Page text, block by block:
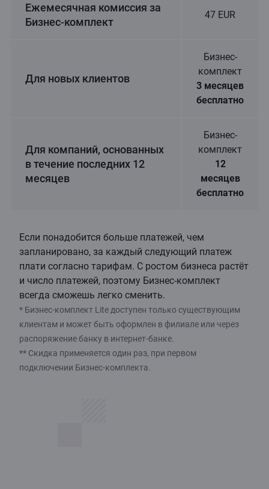
Ежемесячная комиссия за
Бизнес-комплект
47 EUR
Для новых клиентов
Бизнес-
комплект
3 месяцев
бесплатно
Для компаний, основанных
в течение последних 12
месяцев
Бизнес-
комплект
12
месяцев
бесплатно
Если понадобится больше платежей, чем
запланировано, за каждый следующий платеж
плати согласно тарифам. С ростом бизнеса растёт
и число платежей, поэтому Бизнес-комплект
всегда сможешь легко сменить.
* Бизнес-комплект Lite доступен только существующим
клиентам и может быть оформлен в филиале или через
распоряжение банку в интернет-банке.
** Скидка применяется один раз, при первом
подключении Бизнес-комплекта.